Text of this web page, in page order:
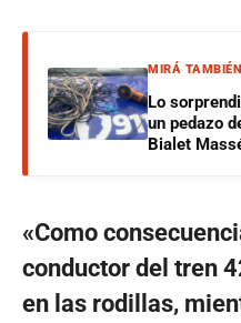
MIRÁ TAMBIÉN
Lo
un pedazo
Bialet
«Como
conductor del tren
en las rodillas,